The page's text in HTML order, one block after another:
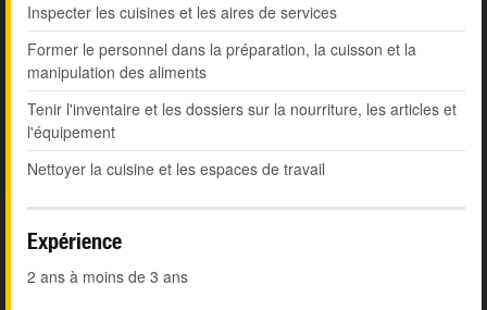
Inspecter les cuisines et les aires de services
Former le personnel dans la préparation, la cuisson et la
manipulation des aliments
Tenir l'inventaire et les dossiers sur la nourriture, les articles et
l'équipement
Nettoyer la cuisine et les espaces de travail
Expérience
2 ans à moins de 3 ans